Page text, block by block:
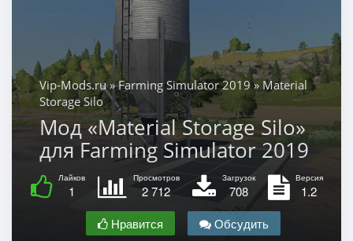
Vip-Mods.ru»Farming Simulator 2019 » Material
Storage Silo
Мод «Material Storage Silo»
для Farming Simulator 2019
Лайков
1
Просмотров
2 712
Загрузок
708
Версия
1.2
Нравится
Обсудить